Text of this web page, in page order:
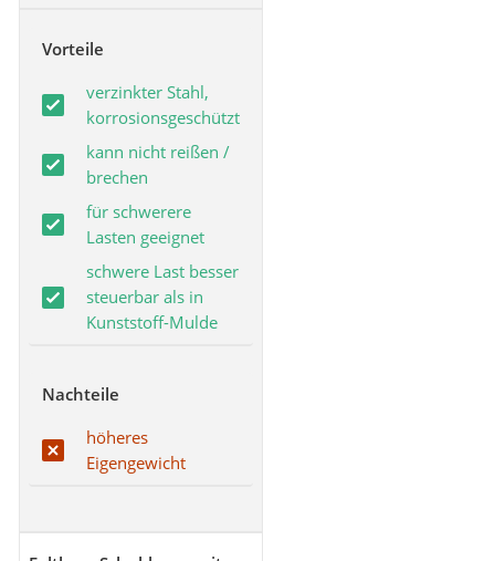
Vorteile
verzinkter Stahl,
korrosionsgeschützt
kann nicht reißen /
brechen
für schwerere
Lasten geeignet
schwere Last besser
steuerbar als in
Kunststoff-Mulde
Nachteile
höheres
Eigengewicht